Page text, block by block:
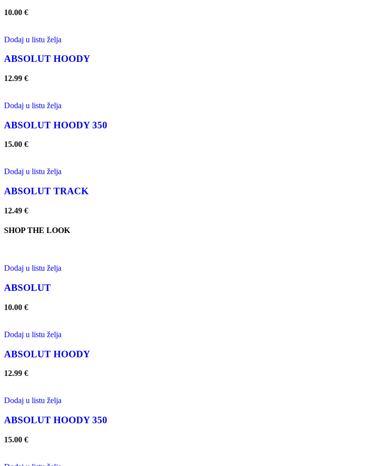
10.00 €
Dodaj u listu želja
ABSOLUT HOODY
12.99 €
Dodaj u listu želja
ABSOLUT HOODY 350
15.00 €
Dodaj u listu želja
ABSOLUT TRACK
12.49 €
SHOP THE LOOK
Dodaj u listu želja
ABSOLUT
10.00 €
Dodaj u listu želja
ABSOLUT HOODY
12.99 €
Dodaj u listu želja
ABSOLUT HOODY 350
15.00 €